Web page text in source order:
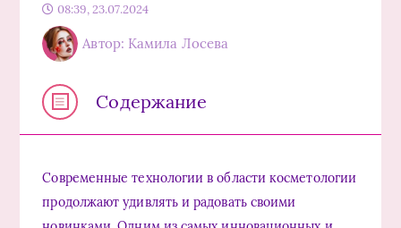
08:39, 23.07.2024
Автор: Камила Лосева
Содержание
Современные технологии в области косметологии
продолжают удивлять и радовать своими